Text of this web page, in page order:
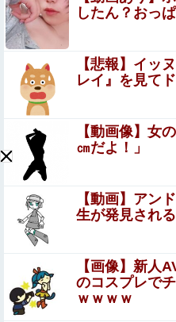
【悲報】日本人、バカかも
（8%→1%）に93.2%が賛成
スマホゲー業界、終わりの
ース「数億円かけても爆ﾀﾋ」
【画像】 このハゲにやら
事実
スマホゲー業界、終わりの
【画像あり】居酒屋「6人で
いだけなら公園に行ってくれ
発電方法がいまだに「ター
ｗｗ他
【ウマ娘】ライトハロ
したん？おっ
【悲報】イッ
レイ』を見て
【動画像】女
㎝だよ！」
【動画】アン
生が発見される
【画像】新人
のコスプレで
ｗｗｗｗ